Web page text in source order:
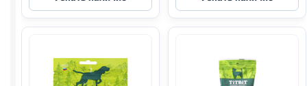
сервелат
(КРЕМЛЕВСКИЙ)
косточки
(БАРАНИНА)